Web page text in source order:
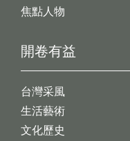
開卷有益
台灣采風
生活藝術
文化歷史
焦點人物